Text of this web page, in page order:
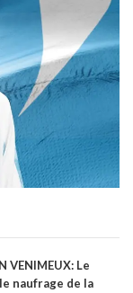
VENIMEUX: Le
naufrage de la